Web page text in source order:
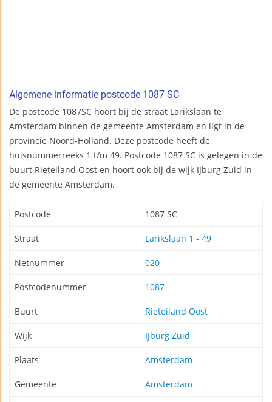
Algemene informatie postcode 1087 SC
De postcode 1087SC hoort bij de straat Larikslaan te
Amsterdam binnen de gemeente Amsterdam en ligt in de
provincie Noord-Holland. Deze postcode heeft de
huisnummerreeks 1 t/m 49. Postcode 1087 SC is gelegen in de
buurt Rieteiland Oost en hoort ook bij de wijk IJburg Zuid in
de gemeente Amsterdam.
Postcode 1087 SC
Straat Larikslaan 1 - 49
Netnummer 020
Postcodenummer 1087
Buurt Rieteiland Oost
Wijk IJburg Zuid
Plaats Amsterdam
Gemeente Amsterdam